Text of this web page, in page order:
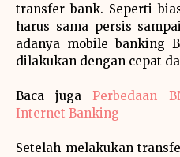
transfer bank. Seperti
harus sama persis
adanya mobile banking
dilakukan dengan cepat
Baca juga Perbedaan
Internet Banking
Setelah melakukan